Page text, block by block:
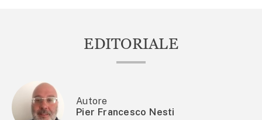
EDITORIALE
Autore
Pier Francesco Nesti